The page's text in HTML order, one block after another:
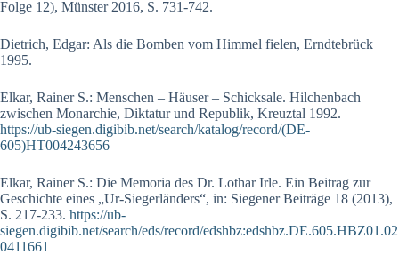
Folge 12), Münster 2016, S. 731-742.
Dietrich, Edgar: Als die Bomben vom Himmel fielen, Erndtebrück
1995.
Elkar, Rainer S.: Menschen – Häuser – Schicksale. Hilchenbach
zwischen Monarchie, Diktatur und Republik, Kreuztal 1992.
https://ub-siegen.digibib.net/search/katalog/record/(DE-
605)HT004243656
Elkar, Rainer S.: Die Memoria des Dr. Lothar Irle. Ein Beitrag zur
Geschichte eines „Ur-Siegerländers“, in: Siegener Beiträge 18 (2013),
S. 217-233. https://ub-
siegen.digibib.net/search/eds/record/edshbz:edshbz.DE.605.HBZ01.02
0411661